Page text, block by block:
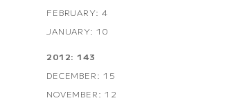
FEBRUARY: 4
JANUARY: 10
2012: 143
DECEMBER: 15
NOVEMBER: 12